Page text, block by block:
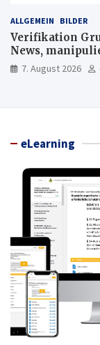
ALLGEMEIN BILDER
Verifikation
News,
7. August 2026
eLearning